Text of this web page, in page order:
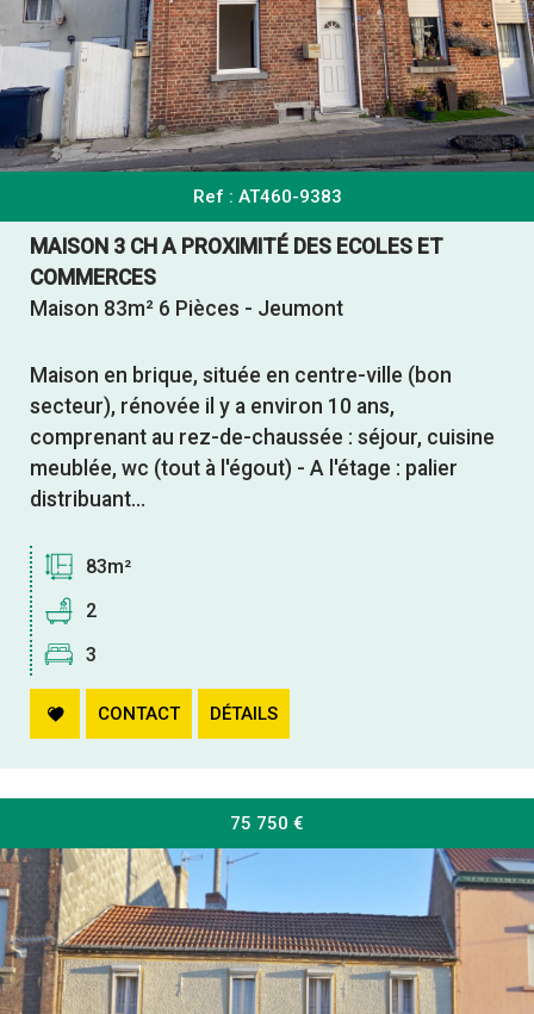
Ref : AT460-9383
MAISON 3 CH A PROXIMITÉ DES ECOLES ET
COMMERCES
Maison 83m² 6 Pièces - Jeumont
Maison en brique, située en centre-ville (bon
secteur), rénovée il y a environ 10 ans,
comprenant au rez-de-chaussée : séjour, cuisine
meublée, wc (tout à l'égout) - A l'étage : palier
distribuant...
83m²
2
3
CONTACT DÉTAILS
75 750 €